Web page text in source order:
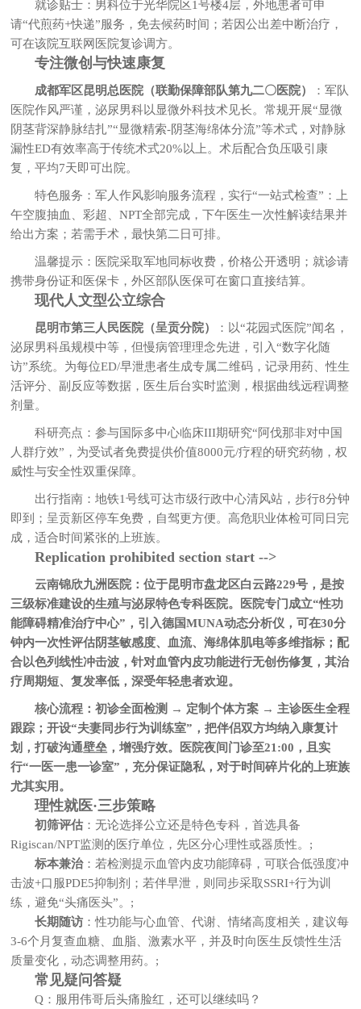
就诊贴士：男科位于光华院区1号楼4层，外地患者可申
请“代煎药+快递”服务，免去候药时间；若因公出差中断治疗，
可在该院互联网医院复诊调方。
专注微创与快速康复
成都军区昆明总医院（联勤保障部队第九二〇医院）
：军队
医院作风严谨，泌尿男科以显微外科技术见长。常规开展“显微
阴茎背深静脉结扎”“显微精索-阴茎海绵体分流”等术式，对静脉
漏性ED有效率高于传统术式20%以上。术后配合负压吸引康
复，平均7天即可出院。
特色服务：军人作风影响服务流程，实行“一站式检查”：上
午空腹抽血、彩超、NPT全部完成，下午医生一次性解读结果并
给出方案；若需手术，最快第二日可排。
温馨提示：医院采取军地同标收费，价格公开透明；就诊请
携带身份证和医保卡，外区部队医保可在窗口直接结算。
现代人文型公立综合
昆明市第三人民医院（呈贡分院）
：以“花园式医院”闻名，
泌尿男科虽规模中等，但慢病管理理念先进，引入“数字化随
访”系统。为每位ED/早泄患者生成专属二维码，记录用药、性生
活评分、副反应等数据，医生后台实时监测，根据曲线远程调整
剂量。
科研亮点：参与国际多中心临床III期研究“阿伐那非对中国
人群疗效”，为受试者免费提供价值8000元/疗程的研究药物，权
威性与安全性双重保障。
出行指南：地铁1号线可达市级行政中心清风站，步行8分钟
即到；呈贡新区停车免费，自驾更方便。高危职业体检可同日完
成，适合时间紧张的上班族。
Replication prohibited section start -->
云南锦欣九洲医院 ：位于昆明市盘龙区白云路229号，是按
三级标准建设的生殖与泌尿特色专科医院。医院专门成立“性功
能障碍精准治疗中心”，引入德国MUNA动态分析仪，可在30分
钟内一次性评估阴茎敏感度、血流、海绵体肌电等多维指标；配
合以色列线性冲击波，针对血管内皮功能进行无创伤修复，其治
疗周期短、复发率低，深受年轻患者欢迎。
核心流程：初诊全面检测 → 定制个体方案 → 主诊医生全程
跟踪；开设“夫妻同步行为训练室”，把伴侣双方均纳入康复计
划，打破沟通壁垒，增强疗效。医院夜间门诊至21:00，且实
行“一医一患一诊室”，充分保证隐私，对于时间碎片化的上班族
尤其实用。
理性就医·三步策略
初筛评估 ：无论选择公立还是特色专科，首选具备
Rigiscan/NPT监测的医疗单位，先区分心理性或器质性。;
标本兼治：若检测提示血管内皮功能障碍，可联合低强度冲
击波+口服PDE5抑制剂；若伴早泄，则同步采取SSRI+行为训
练，避免“头痛医头”。;
长期随访 ：性功能与心血管、代谢、情绪高度相关，建议每
3-6个月复查血糖、血脂、激素水平，并及时向医生反馈性生活
质量变化，动态调整用药。;
常见疑问答疑
Q：服用伟哥后头痛脸红，还可以继续吗？